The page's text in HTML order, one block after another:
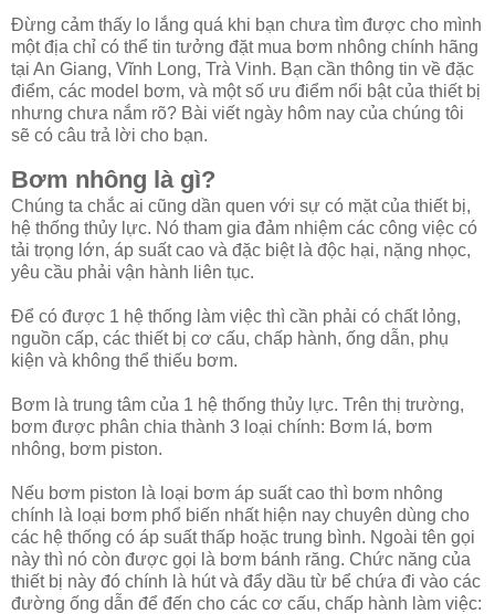
Đừng cảm thấy lo lắng quá khi bạn chưa tìm được cho mình
một địa chỉ có thể tin tưởng đặt mua bơm nhông chính hãng
tại An Giang, Vĩnh Long, Trà Vinh. Bạn cần thông tin về đặc
điểm, các model bơm, và một số ưu điểm nổi bật của thiết bị
nhưng chưa nắm rõ? Bài viết ngày hôm nay của chúng tôi
sẽ có câu trả lời cho bạn.
Bơm nhông là gì?
Chúng ta chắc ai cũng dần quen với sự có mặt của thiết bị,
hệ thống thủy lực. Nó tham gia đảm nhiệm các công việc có
tải trọng lớn, áp suất cao và đặc biệt là độc hại, nặng nhọc,
yêu cầu phải vận hành liên tục.
Để có được 1 hệ thống làm việc thì cần phải có chất lỏng,
nguồn cấp, các thiết bị cơ cấu, chấp hành, ống dẫn, phụ
kiện và không thể thiếu bơm.
Bơm là trung tâm của 1 hệ thống thủy lực. Trên thị trường,
bơm được phân chia thành 3 loại chính: Bơm lá, bơm
nhông, bơm piston.
Nếu bơm piston là loại bơm áp suất cao thì bơm nhông
chính là loại bơm phổ biến nhất hiện nay chuyên dùng cho
các hệ thống có áp suất thấp hoặc trung bình. Ngoài tên gọi
này thì nó còn được gọi là bơm bánh răng. Chức năng của
thiết bị này đó chính là hút và đẩy dầu từ bể chứa đi vào các
đường ống dẫn để đến cho các cơ cấu, chấp hành làm việc: